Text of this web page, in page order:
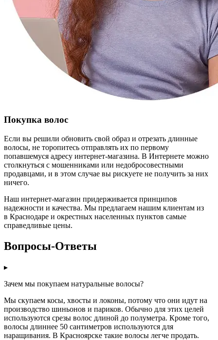
Покупка волос
Если вы решили обновить свой образ и отрезать длинные
волосы, не торопитесь отправлять их по первому
попавшемуся адресу интернет-магазина. В Интернете можно
столкнуться с мошенниками или недобросовестными
продавцами, и в этом случае вы рискуете не получить за них
ничего.
Наш интернет-магазин придерживается принципов
надежности и качества. Мы предлагаем нашим клиентам из
в Краснодаре и окрестных населенных пунктов самые
справедливые цены.
Вопросы-Ответы
▸
Зачем мы покупаем натуральные волосы?
Мы скупаем косы, хвосты и локоны, потому что они идут на
производство шиньонов и париков. Обычно для этих целей
используются срезы волос длиной до полуметра. Кроме того,
волосы длиннее 50 сантиметров используются для
наращивания. В Красноярске такие волосы легче продать.